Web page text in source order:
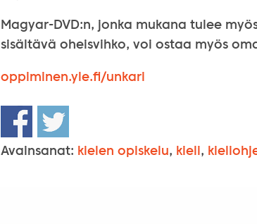
Magyar-DVD:n, jonka mukana tulee
sisältävä oheisvihko, voi ostaa myös
oppiminen.yle.fi/unkari
Avainsanat: kielen opiskelu, kieli,